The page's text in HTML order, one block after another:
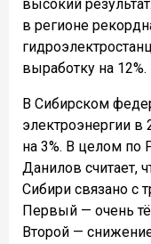
высокий
в регионе
выработку на 12%.
В Сибирском
электроэнергии в
на 3%. В целом по
Данилов считает,
Сибири связано с
Первый — очень
Второй —